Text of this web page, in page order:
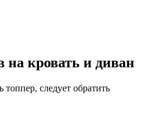
на кровать и диван
следует обратить